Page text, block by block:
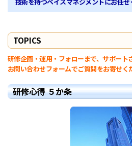
技術を持つベイスマネジメントにお任せ
TOPICS
研修企画・運用・フォローまで、サポート
お問い合わせフォームでご質問をお寄せく
研修心得 ５か条